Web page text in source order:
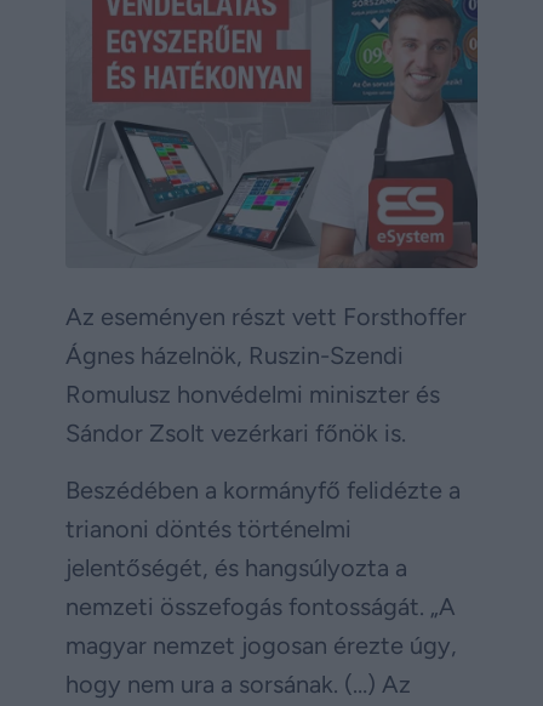
Az eseményen részt vett Forsthoffer
Ágnes házelnök, Ruszin-Szendi
Romulusz honvédelmi miniszter és
Sándor Zsolt vezérkari főnök is.
Beszédében a kormányfő felidézte a
trianoni döntés történelmi
jelentőségét, és hangsúlyozta a
nemzeti összefogás fontosságát. „A
magyar nemzet jogosan érezte úgy,
hogy nem ura a sorsának. (…) Az